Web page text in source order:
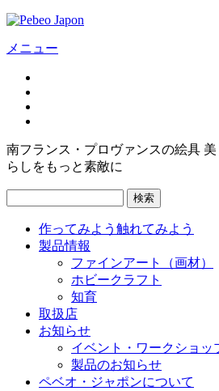
メニュー
南フランス・プロヴァンスの絵具
らしをもっと素敵に
検索
作ってみよう 触れてみよう
製品情報
ファインアート（画材）
ホビークラフト
知育
取扱店
お知らせ
イベント・ワークショッ
製品のお知らせ
ペベオ・ジャポンについて